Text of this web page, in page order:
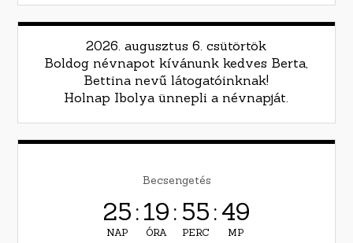
2026. augusztus 6. csütörtök
Boldog névnapot kívánunk kedves Berta,
Bettina nevű látogatóinknak!
Holnap Ibolya ünnepli a névnapját.
Becsengetés
25
NAP
:19
ÓRA
: 55
PERC
:48
MP